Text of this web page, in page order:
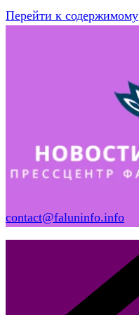
Перейти к содержимому
contact@faluninfo.info